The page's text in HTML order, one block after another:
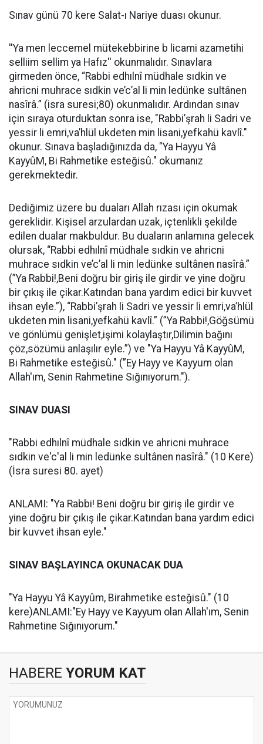
Sınav günü 70 kere Salat-ı Nariye duası okunur.
''Ya men leccemel mütekebbirine b licami azametihi
selliim sellim ya Hafız'' okunmalıdır. Sınavlara
girmeden önce, “Rabbi edhılnî müdhale sıdkin ve
ahricni muhrace sıdkin ve’c’al li min ledünke sultânen
nasîrâ.” (isra suresi;80) okunmalıdır. Ardından sınav
için sıraya oturduktan sonra ise, "Rabbi’şrah li Sadri ve
yessir li emri,va’hlül ukdeten min lisani,yefkahü kavlî."
okunur. Sınava başladığınızda da, "Ya Hayyu Yâ
KayyûM, Bi Rahmetike esteğisû." okumanız
gerekmektedir.
Dediğimiz üzere bu duaları Allah rızası için okumak
gereklidir. Kişisel arzulardan uzak, içtenlikli şekilde
edilen dualar makbuldur. Bu duaların anlamına gelecek
olursak, “Rabbi edhılnî müdhale sıdkin ve ahricni
muhrace sıdkin ve’c’al li min ledünke sultânen nasîrâ.”
(”Ya Rabbi!,Beni doğru bir giriş ile girdir ve yine doğru
bir çıkış ile çikar.Katından bana yardım edici bir kuvvet
ihsan eyle.”), “Rabbi’şrah li Sadri ve yessir li emri,va’hlül
ukdeten min lisani,yefkahü kavlî.” (”Ya Rabbi!,Göğsümü
ve gönlümü genişlet,işimi kolaylaştır,Dilimin bağını
çöz,sözümü anlaşılır eyle.”) ve "Ya Hayyu Yâ KayyûM,
Bi Rahmetike esteğisû." (”Ey Hayy ve Kayyum olan
Allah'ım, Senin Rahmetine Sığınıyorum.").
SINAV DUASI
"Rabbi edhılnî müdhale sıdkin ve ahricni muhrace
sıdkin ve'c'al li min ledünke sultânen nasîrâ." (10 Kere)
(İsra suresi 80. ayet)
ANLAMI: "Ya Rabbi! Beni doğru bir giriş ile girdir ve
yine doğru bir çıkış ile çikar.Katından bana yardım edici
bir kuvvet ihsan eyle."
SINAV BAŞLAYINCA OKUNACAK DUA
"Ya Hayyu Yâ Kayyûm, Birahmetike esteğisû." (10
kere)ANLAMI:"Ey Hayy ve Kayyum olan Allah'ım, Senin
Rahmetine Sığınıyorum."
HABERE YORUM KAT